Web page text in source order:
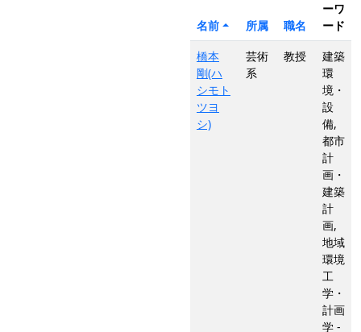
名前 所属 職名
ーワ
ード
橋本
剛(ハ
シモト
ツヨ
シ)
芸術
系
教授
建築
環
境・
設
備,
都市
計
画・
建築
計
画,
地域
環境
工
学・
計画
学 -